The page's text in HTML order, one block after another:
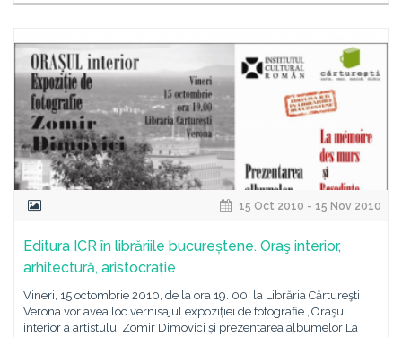
15 Oct 2010 - 15 Nov 2010
Editura ICR în librăriile bucureștene. Oraş interior,
arhitectură, aristocrație
Vineri, 15 octombrie 2010, de la ora 19. 00, la Librăria Cărtureşti
Verona vor avea loc vernisajul expoziției de fotografie „Oraşul
interior a artistului Zomir Dimovici și prezentarea albumelor La